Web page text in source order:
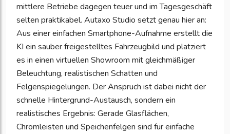
mittlere Betriebe dagegen teuer und im Tagesgeschäft
selten praktikabel. Autaxo Studio setzt genau hier an:
Aus einer einfachen Smartphone-Aufnahme erstellt die
KI ein sauber freigestelltes Fahrzeugbild und platziert
es in einen virtuellen Showroom mit gleichmäßiger
Beleuchtung, realistischen Schatten und
Felgenspiegelungen. Der Anspruch ist dabei nicht der
schnelle Hintergrund-Austausch, sondern ein
realistisches Ergebnis: Gerade Glasflächen,
Chromleisten und Speichenfelgen sind für einfache